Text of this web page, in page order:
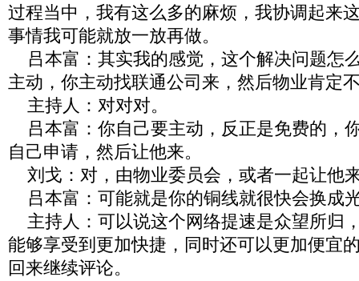
过程当中，我有这么多的麻烦，我协调起来
事情我可能就放一放再做。
吕本富：其实我的感觉，这个解决问题怎
主动，你主动找联通公司来，然后物业肯定
主持人：对对对。
吕本富：你自己要主动，反正是免费的，
自己申请，然后让他来。
刘戈：对，由物业委员会，或者一起让他
吕本富：可能就是你的铜线就很快会换成
主持人：可以说这个网络提速是众望所归
能够享受到更加快捷，同时还可以更加便宜
回来继续评论。